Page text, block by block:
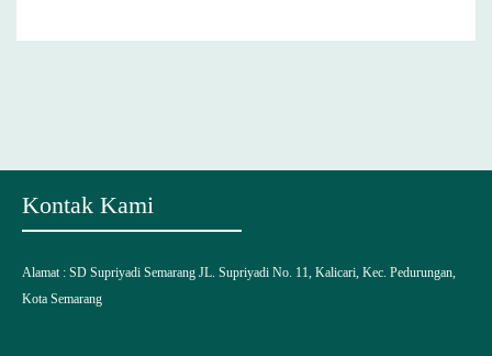
Kontak Kami
Alamat : SD Supriyadi Semarang JL. Supriyadi No. 11, Kalicari, Kec. Pedurungan,
Kota Semarang